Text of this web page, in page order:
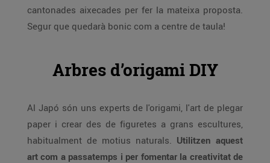
cantonades aixecades per fer la mateixa proposta.
Segur que quedarà bonic com a centre de taula!
Arbres d’origami DIY
Al Japó són uns experts de l'origami, l'art de plegar
paper i crear des de figuretes a grans escultures,
habitualment de motius naturals. Utilitzen aquest
art com a passatemps i per fomentar la creativitat de